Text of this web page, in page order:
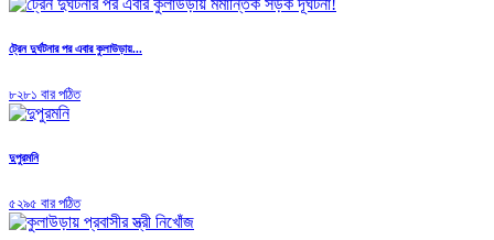
ট্রেন দুর্ঘটনার পর এবার কুলাউড়ায়...
৮২৮১ বার পঠিত
দুপুরমনি
৫২৯৫ বার পঠিত